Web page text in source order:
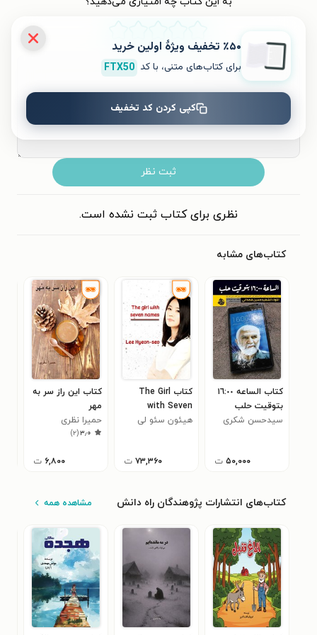
۱ ۲ ۳ ۴ ۵
ثبت نظر
نظری برای کتاب ثبت نشده است.
کتاب‌های مشابه
کتاب الساعه ١٦:٠٠
بتوقیت حلب
(ترجمه عربی)
سیدحسن شکری
۵۰,۰۰۰ ت
کتاب The Girl
with Seven
Names
هیئون سئو لی
۷۳,۳۶۰ ت
کتاب این راز سر به
مهر
حمیرا نظری
۳٫۰(۲)
۶,۸۰۰ ت
کتاب‌های انتشارات پژوهندگان راه دانش مشاهده همه
٪۵۰ تخفیف ویژۀ اولین خرید
برای کتاب‌های متنی، با کد FTX50
کپی کردن کد تخفیف